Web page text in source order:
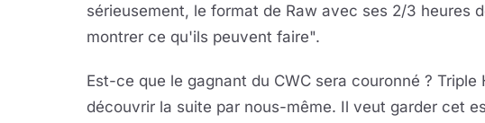
sérieusement, le format de Raw avec ses 2/3 heures
montrer ce qu'ils peuvent faire".
Est-ce que le gagnant du CWC sera couronné ?
découvrir la suite par nous-même. Il veut garder cet